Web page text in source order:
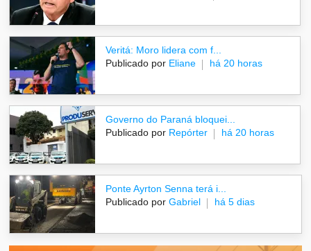
Veritá: Moro lidera com f...
Publicado por Eliane há 20 horas
Governo do Paraná bloquei...
Publicado por Repórter há 20 horas
Ponte Ayrton Senna terá i...
Publicado por Gabriel há 5 dias